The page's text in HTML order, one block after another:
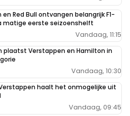
Red Bull ontvangen belangrijk F1-
matige eerste seizoenshelft
Vandaag, 11:15
plaatst Verstappen en Hamilton in
Vandaag, 10:30
haalt het onmogelijke uit
Vandaag, 09:45